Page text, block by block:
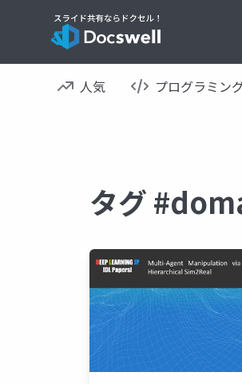
人気 プログラミン
タグ